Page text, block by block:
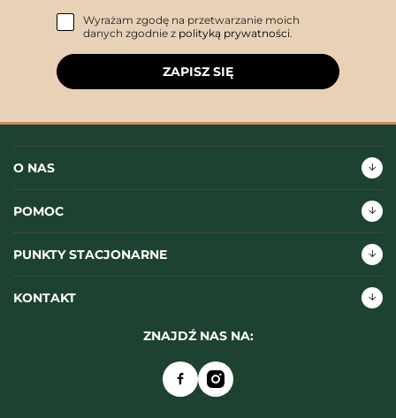
Wyrażam zgodę na przetwarzanie moich
danych zgodnie z polityką prywatności.
ZAPISZ SIĘ
O NAS
POMOC
PUNKTY STACJONARNE
KONTAKT
ZNAJDŹ NAS NA: